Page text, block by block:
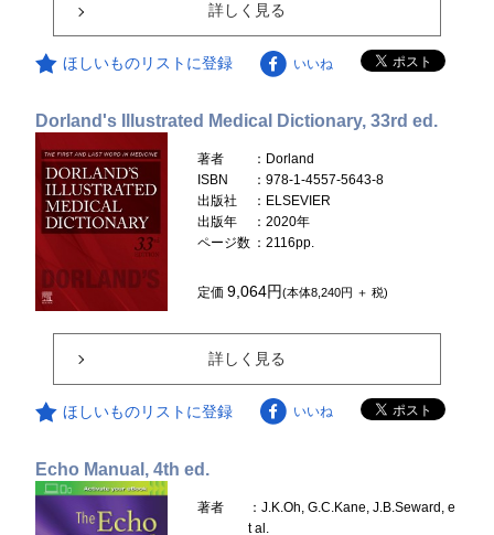
詳しく見る
ほしいものリストに登録 いいね
Dorland's Illustrated Medical Dictionary, 33rd ed.
著者
：Dorland
ISBN
：978-1-4557-5643-8
出版社
：ELSEVIER
出版年
：2020年
ページ数 ：2116pp.
定価9,064円(本体8,240円 ＋ 税)
詳しく見る
ほしいものリストに登録 いいね
Echo Manual, 4th ed.
著者
：J.K.Oh, G.C.Kane, J.B.Seward, e
t al.